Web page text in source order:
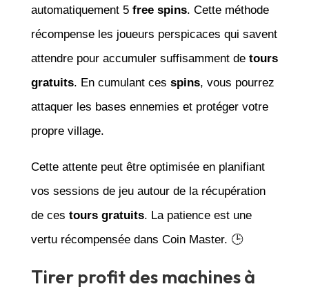
automatiquement 5 free spins. Cette méthode
récompense les joueurs perspicaces qui savent
attendre pour accumuler suffisamment de tours
gratuits. En cumulant ces spins, vous pourrez
attaquer les bases ennemies et protéger votre
propre village.
Cette attente peut être optimisée en planifiant
vos sessions de jeu autour de la récupération
de ces tours gratuits. La patience est une
vertu récompensée dans Coin Master. 🕒
Tirer profit des machines à